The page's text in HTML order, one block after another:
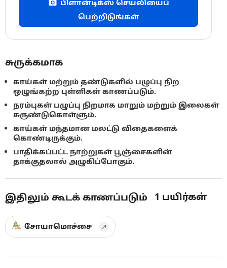
பிளான்டிக்ஸ் செயலியைப்
பெற்றிடுங்கள்
சுருக்கமாக
காய்கள் மற்றும் தண்டுகளில் பழுப்பு நிற
ஒழுங்கற்ற புள்ளிகள் காணப்படும்.
நரம்புகள் பழுப்பு நிறமாக மாறும் மற்றும் இலைகள்
சுருண்டுகொள்ளும்.
காய்கள் மந்தமான மலட்டு விதைகளைக்
கொண்டிருக்கும்.
பாதிக்கப்பட்ட நாற்றுகள் பூஞ்சைகளின்
தாக்குதலால் அழுகிப்போகும்.
இதிலும் கூடக் காணப்படும் 1 பயிர்கள்
சோயாமொச்சை